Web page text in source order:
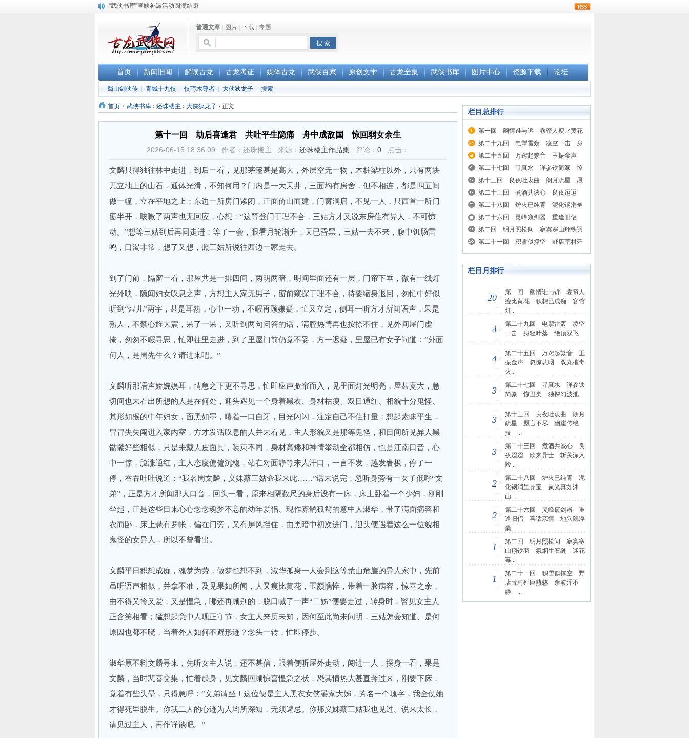
珠海《古龙作品集》PDF扫描版分享
普通文章 图片 下载 专题
首页 新闻旧闻 解读古龙 古龙考证 媒体古龙 武侠百家 原创文学 古龙全集 武侠书库 图片中心 资源下载 论坛
蜀山剑侠传 青城十九侠 侠丐木尊者 大侠狄龙子 搜索
首页 > 武侠书库 › 还珠楼主 › 大侠狄龙子 › 正文
第十一回 劫后喜逢君 共吐平生隐痛 舟中成敌国 惊回弱女余生
2026-06-15 18:36:09 作者：还珠楼主 来源： 还珠楼主作品集 评论： 0 点击：
文麟只得独往林中走进，到后一看，见那茅篷甚是高大，外层空无一物，木桩梁柱以外，只有两块
兀立地上的山石，通体光滑，不知何用？门内是一大天井，三面均有房舍，但不相连，都是四五间
做一幢，立在平地之上；东边一所房门紧闭，正面倚山而建，门窗洞启，不见一人，只西首一所门
窗半开，咳嗽了两声也无回应，心想：“这等登门于理不合，三姑方才又说东房住有异人，不可惊
动。”想等三姑到后再同走进；等了一会，眼看月轮渐升，天已昏黑，三姑一去不来，腹中饥肠雷
鸣，口渴非常，想了又想，照三姑所说往西边一家走去。
到了门前，隔窗一看，那屋共是一排四间，两明两暗，明间里面还有一层，门帘下垂，微有一线灯
光外映，隐闻妇女叹息之声，方想主人家无男子，窗前窥探于理不合，待要缩身退回，匆忙中好似
听到“煌儿”两字，甚是耳熟，心中一动，不暇再顾嫌疑，忙又立定，侧耳一听方才所闻语声，果是
熟人，不禁心旌大震，呆了一呆，又听到两句问答的话，满腔热情再也按捺不住，见外间屋门虚
掩，匆匆不暇寻思，忙即往里走进，到了里屋门前仍觉不妥，方一迟疑，里屋已有女子问道：“外面
何人，是周先生么？请进来吧。”
文麟听那语声娇婉娱耳，情急之下更不寻思，忙即应声掀帘而入，见里面灯光明亮，屋甚宽大，急
切间也未看出所想的人是在何处，迎头遇见一个身着黑衣、身材枯瘦、双目通红、相貌十分鬼怪、
其形如猴的中年妇女，面黑如墨，嘻着一口自牙，目光闪闪，注定自己不住打量；想起素昧平生，
冒冒失失闯进入家内室，方才发话叹息的人并未看见，主人形貌又是那等鬼怪，和日间所见异人黑
骷髅好些相似，只是未戴人皮面具，装束不同，身材高矮和神情举动全都相仿，也是江南口音，心
中一惊，脸涨通红，主人态度偏偏沉稳，站在对面静等来人汗口，一言不发，越发窘极，停了一
停，吞吞吐吐说道：“我名周文麟，义妹蔡三姑命我来此……”话未说完，忽听身旁有一女子低呼“文
弟”，正是方才所闻那人口音，回头一看，原来相隔数尺的身后设有一床，床上卧着一个少妇，刚刚
坐起，正是这些日来心心念念魂梦不忘的幼年爱侣、现作寡鹊孤鸳的意中人淑华，带了满面病容和
衣而卧，床上悬有罗帐，偏在门旁，又有屏风挡住，由黑暗中初次进门，迎头便遇着这么一位貌相
鬼怪的女异人，所以不曾看出。
文麟平日积想成痴，魂梦为劳，做梦也想不到，淑华孤身一人会到这等荒山危崖的异人家中，先前
虽听语声相似，并拿不准，及见果如所闻，人又瘦比黄花，玉颜憔悴，带着一脸病容，惊喜之余，
由不得又怜又爱，又是惶急，哪还再顾别的，脱口喊了一声“二姊”便要走过，转身时，瞥见女主人
正含笑相看；猛想起意中人现正守节，女主人来历未知，因何至此尚未问明，三姑怎会知道、是何
原因也都不晓，当着外人如何不避形迹？念头一转，忙即停步。
淑华原不料文麟寻来，先听女主人说，还不甚信，跟着便听屋外走动，闯进一人，探身一看，果是
文麟，当时悲喜交集，忙着起身，见文麟回顾惊喜惶急之状，恐其情热大甚直奔过来，刚要下床，
觉着有些头晕，只得急呼：“文弟请坐！这位便是主人黑衣女侠晏家大姊，芳名一个瑰字，我全仗她
才得死里脱生。你我二人的心迹为人均所深知，无须避忌。你那义姊蔡三姑我也见过。说来太长，
请见过主人，再作详谈吧。”
栏目总排行
第一回 幽情谁与诉 卷帘人瘦比黄花
第二十九回 电掣雷轰 凌空一击 身
第二十五回 万窍起繁音 玉振金声
第二十七回 寻真水 详参铁简篆 惊
第十三回 良夜吐衷曲 朗月疏星 愿
第二十三回 煮酒共谈心 良夜迢迢
第二十八回 炉火已纯青 泥化钢消呈
第二十六回 灵峰窥剑器 重逢旧侣
第二回 明月照松间 寂寞寒山翔铁羽
第二十一回 积雪似撑空 野店荒村歼
栏目月排行
20
第一回 幽情谁与诉 卷帘人
瘦比黄花 积想已成痴 客馆
灯...
4
第二十九回 电掣雷轰 凌空
一击 身轻叶落 绝顶双飞
4
第二十五回 万窍起繁音 玉
振金声 忽惊悲咽 双丸摧毒
火...
3
第二十七回 寻真水 详参铁
简篆 惊丑类 独探幻波池
3
第十三回 良夜吐衷曲 朗月
疏星 愿言不尽 幽崖传绝
技 ...
3
第二十三回 煮酒共谈心 良
夜迢迢 欣来异士 斩关深入
险...
2
第二十八回 炉火已纯青 泥
化钢消呈异宝 岚光真如沐
山...
2
第二十六回 灵峰窥剑器 重
逢旧侣 喜话亲情 地穴隐浮
囊...
1
第二回 明月照松间 寂寞寒
山翔铁羽 氛烟生石缝 迷花
毒...
1
第二十一回 积雪似撑空 野
店荒村歼巨熟憝 余波浑不
静 ...